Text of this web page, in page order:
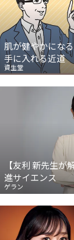
肌が健やかにな
手に入れる近道
資生堂
【友利 新先生
進サイエンス
ゲラン